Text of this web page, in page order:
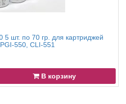
шт. по 70 гр. для картриджей
550, CLI-551
В корзину